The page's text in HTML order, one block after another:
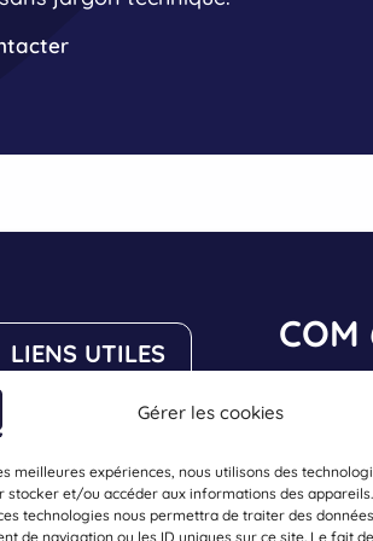
Gérer les cookies
meilleures expériences, nous utilisons des
stocker et/ou accéder aux informations des
technologies nous permettra de traiter des
de navigation ou les ID uniques sur ce site. Le fait
la
LIENS UTILES
Mentions légales
CGV
COM
07 49 47